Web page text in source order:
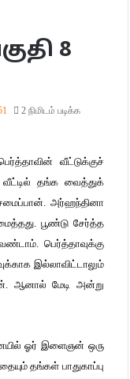
8
2 நிமிடம் படிக்க
வீட்டுக்குச்
வீட்டில் தங்க வைத்துக்
அர்ஹந்தினா
பூண்டு சேர்த்த
பெர்த்தாவுக்கு
இல்லாவிட்டாலும்
ஆனால் மேடி அன்று
ஓர் இளைஞன் ஒரு
தங்கள் பாதுகாப்பு